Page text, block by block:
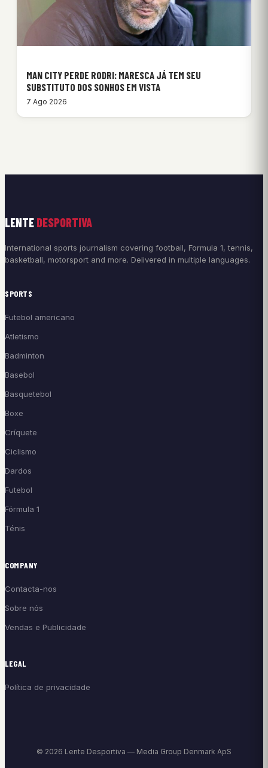
MAN CITY PERDE RODRI: MARESCA JÁ TEM SEU
SUBSTITUTO DOS SONHOS EM VISTA
7 Ago 2026
LENTE DESPORTIVA
International sports journalism covering football, Formula 1, tennis,
basketball, motorsport and more. Delivered in multiple languages.
SPORTS
Futebol americano
Atletismo
Badminton
Basebol
Basquetebol
Boxe
Críquete
Ciclismo
Dardos
Futebol
Fórmula 1
Ténis
COMPANY
Contacta-nos
Sobre nós
Vendas e Publicidade
LEGAL
Política de privacidade
© 2026 Lente Desportiva — Media Group Denmark ApS